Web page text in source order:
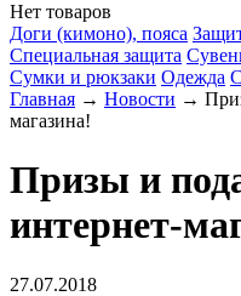
Нет товаров
Доги (кимоно), пояса
Специальная защита
Сумки и рюкзаки Одежда
Главная → Новости →
магазина!
Призы и
интернет-
27.07.2018